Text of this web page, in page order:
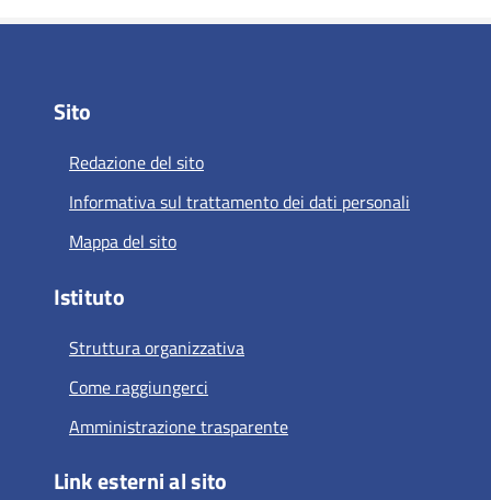
Sito
Redazione del sito
Informativa sul trattamento dei dati personali
Mappa del sito
Istituto
Struttura organizzativa
Come raggiungerci
Amministrazione trasparente
Link esterni al sito